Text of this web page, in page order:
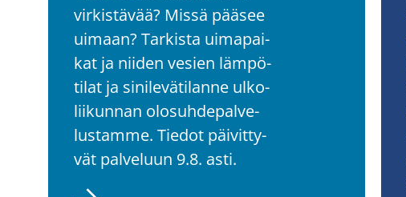
vir­kis­tä­vää? Missä pää­see
ui­maan? Tar­kis­ta ui­ma­pai­
kat ja nii­den ve­sien läm­pö­
ti­lat ja si­ni­le­vä­ti­lan­ne ul­ko­
lii­kun­nan olo­suh­de­pal­ve­
lus­tam­me. Tie­dot päi­vit­ty­
vät pal­ve­luun 9.8. asti.